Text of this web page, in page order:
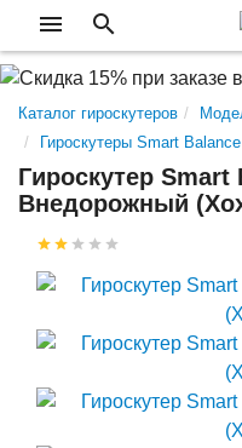
Каталог гироскутеров
Гироскутеры Smart
Гироскутер Smart
Внедорожный